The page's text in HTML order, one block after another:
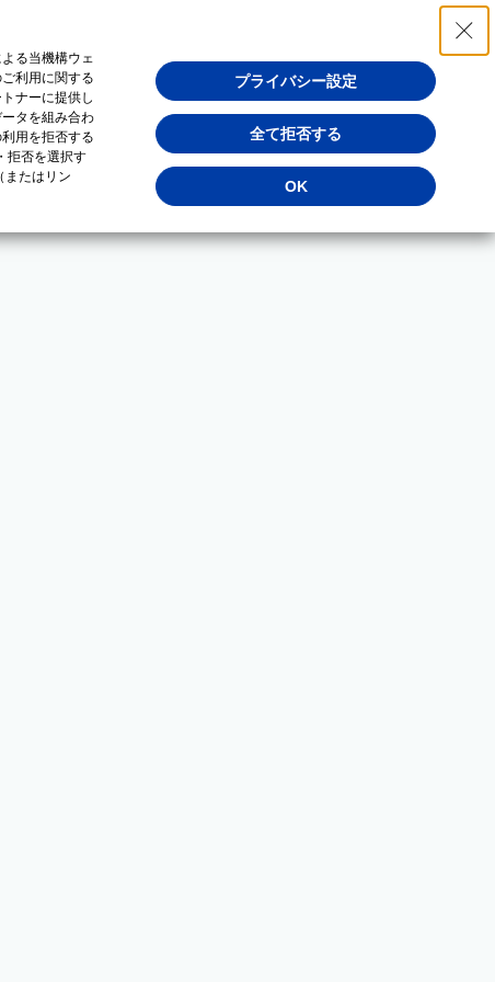
る当機構ウェ
利用に関する
ナーに提供し
タを組み合わ
用を拒否する
拒否を選択す
またはリン
プライバシー設定
全て拒否する
OK